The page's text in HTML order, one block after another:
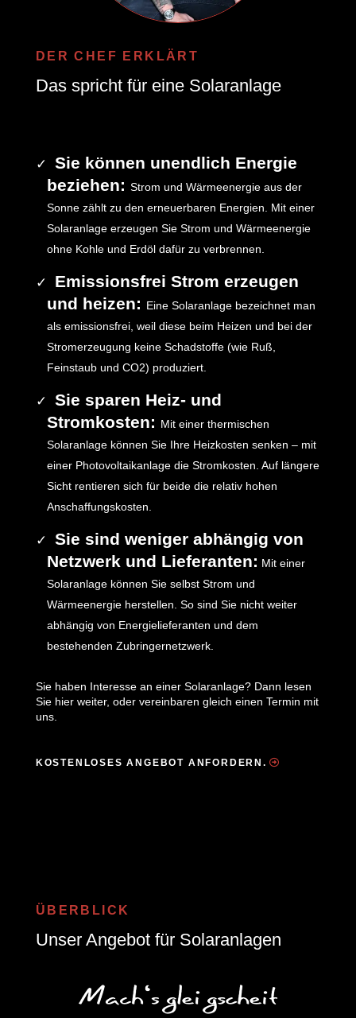
DER CHEF ERKLÄRT
Das spricht für eine Solaranlage
Sie können unendlich Energie
beziehen: Strom und Wärmeenergie aus der
Sonne zählt zu den erneuerbaren Energien. Mit einer
Solaranlage erzeugen Sie Strom und Wärmeenergie
ohne Kohle und Erdöl dafür zu verbrennen.
Emissionsfrei Strom erzeugen
und heizen: Eine Solaranlage bezeichnet man
als emissionsfrei, weil diese beim Heizen und bei der
Stromerzeugung keine Schadstoffe (wie Ruß,
Feinstaub und CO2) produziert.
Sie sparen Heiz- und
Stromkosten: Mit einer thermischen
Solaranlage können Sie Ihre Heizkosten senken – mit
einer Photovoltaikanlage die Stromkosten. Auf längere
Sicht rentieren sich für beide die relativ hohen
Anschaffungskosten.
Sie sind weniger abhängig von
Netzwerk und Lieferanten: Mit einer
Solaranlage können Sie selbst Strom und
Wärmeenergie herstellen. So sind Sie nicht weiter
abhängig von Energielieferanten und dem
bestehenden Zubringernetzwerk.
Sie haben Interesse an einer Solaranlage? Dann lesen
Sie hier weiter, oder vereinbaren gleich einen Termin mit
uns.
KOSTENLOSES ANGEBOT ANFORDERN.
ÜBERBLICK
Unser Angebot für Solaranlagen